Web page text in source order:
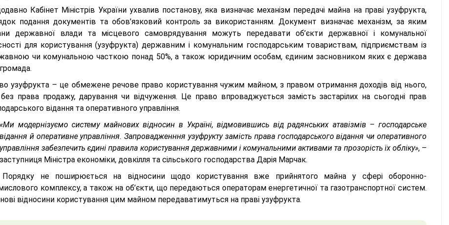
Кабінет Міністрів України ухвалив постанову, яка визначає механізм передачі майна на праві узуфрукта,
подання документів та обов’язковий контроль за використанням. Документ визначає механізм, за яким
державної влади та місцевого самоврядування можуть передавати об’єкти державної і комунальної
для користування (узуфрукта) державним і комунальним господарським товариствам, підприємствам із
чи комунальною часткою понад 50%, а також юридичним особам, єдиним засновником яких є держава
узуфрукта – це обмежене речове право користування чужим майном, з правом отримання доходів від нього,
права продажу, дарування чи відчуження. Це право впроваджується замість застарілих на сьогодні прав
відання та оперативного управління.
«Ми модернізуємо систему майнових відносин в Україні, відмовившись від радянських атавізмів – господарське
відання й оперативне управління. Запровадженння узуфрукту замість права господарського відання чи оперативного
управління забезпечить єдині правила користування державними і комунальними активами та прозорість їх обліку», –
заступниця Міністра економіки, довкілля та сільського господарства Дарія Марчак.
Порядку не поширюється на відносини щодо користування вже прийнятого майна у сфері оборонно-
комплексу, а також на об’єкти, що передаються операторам енергетичної та газотранспортної систем.
відносини користування цим майном передаватимуться на праві узуфрукта.